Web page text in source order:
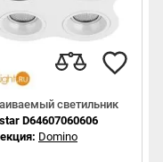
светильник
D64607060606
Domino